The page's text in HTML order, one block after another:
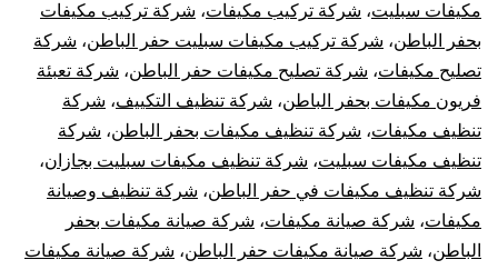
مكيفات سبليت، شركة تركيب مكيفات، شركة تركيب مكيفات
بحفر الباطن، شركة تركيب مكيفات سبليت حفر الباطن، شركة
تصليح مكيفات، شركة تصليح مكيفات حفر الباطن، شركة تعبئة
فريون مكيفات بحفر الباطن، شركة تنظيف التكييف، شركة
تنظيف مكيفات، شركة تنظيف مكيفات بحفر الباطن، شركة
تنظيف مكيفات سبليت، شركة تنظيف مكيفات سبليت بجازان،
شركة تنظيف مكيفات في حفر الباطن، شركة تنظيف وصيانة
مكيفات، شركة صيانة مكيفات، شركة صيانة مكيفات بحفر
الباطن، شركة صيانة مكيفات حفر الباطن، شركة صيانة مكيفات